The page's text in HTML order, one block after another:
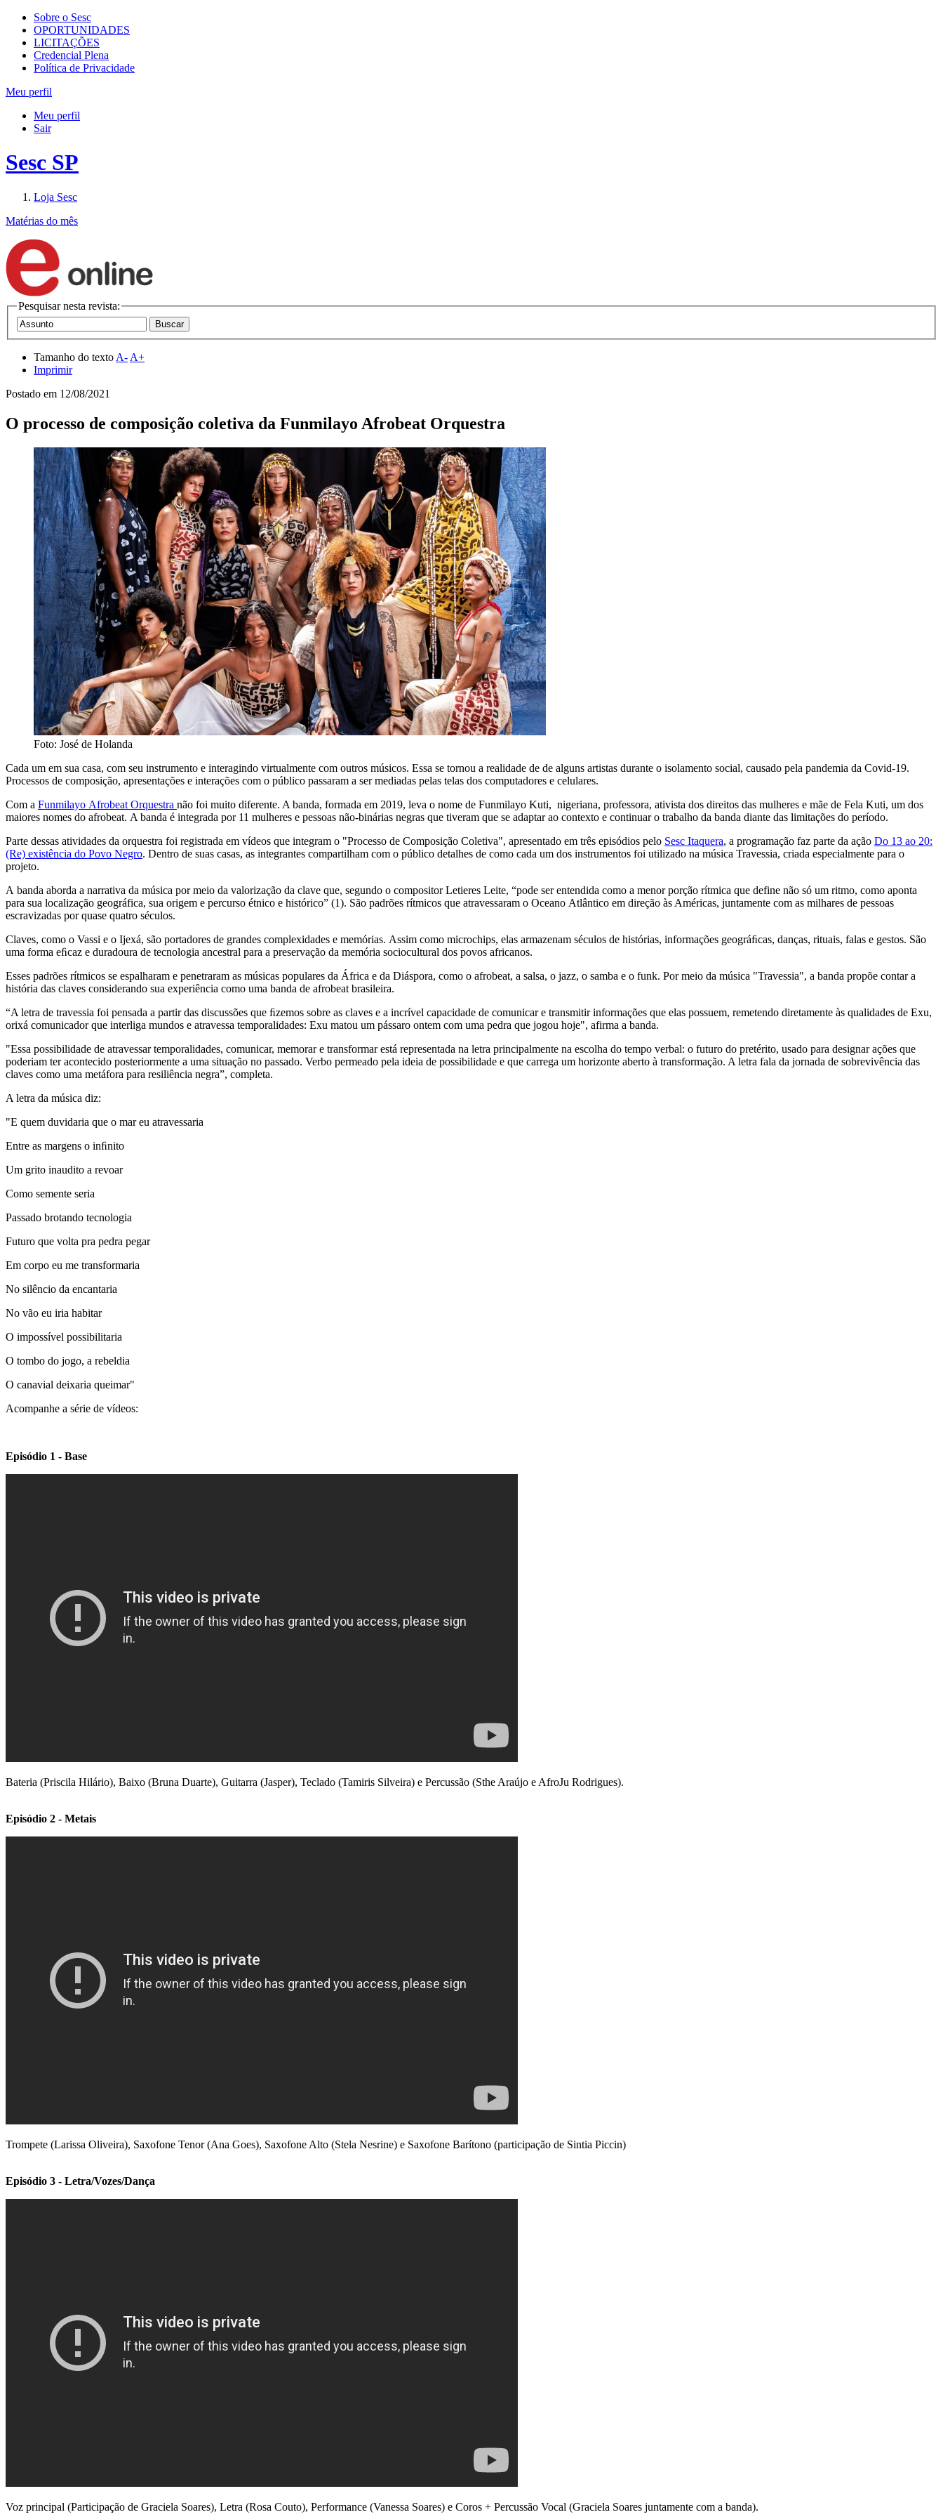
Sobre o Sesc
OPORTUNIDADES
LICITAÇÕES
Credencial Plena
Política de Privacidade
Meu perfil
Meu perfil
Sair
Sesc SP
Loja Sesc
Matérias do mês
Pesquisar nesta revista:
Tamanho do texto A- A+
Imprimir
Postado em 12/08/2021
O processo de composição coletiva da Funmilayo Afrobeat Orquestra
Foto: José de Holanda
Cada um em sua casa, com seu instrumento e interagindo virtualmente com outros músicos. Essa se tornou a realidade de de alguns artistas durante o isolamento social, causado pela pandemia da Covid-19.
Processos de composição, apresentações e interações com o público passaram a ser mediadas pelas telas dos computadores e celulares.
Com a Funmilayo Afrobeat Orquestra não foi muito diferente. A banda, formada em 2019, leva o nome de Funmilayo Kuti, nigeriana, professora, ativista dos direitos das mulheres e mãe de Fela Kuti, um dos
maiores nomes do afrobeat. A banda é integrada por 11 mulheres e pessoas não-binárias negras que tiveram que se adaptar ao contexto e continuar o trabalho da banda diante das limitações do período.
Parte dessas atividades da orquestra foi registrada em vídeos que integram o "Processo de Composição Coletiva", apresentado em três episódios pelo Sesc Itaquera, a programação faz parte da ação Do 13 ao 20:
(Re) existência do Povo Negro. Dentro de suas casas, as integrantes compartilham com o público detalhes de como cada um dos instrumentos foi utilizado na música Travessia, criada especialmente para o
projeto.
A banda aborda a narrativa da música por meio da valorização da clave que, segundo o compositor Letieres Leite, “pode ser entendida como a menor porção rítmica que define não só um ritmo, como aponta
para sua localização geográfica, sua origem e percurso étnico e histórico” (1). São padrões rítmicos que atravessaram o Oceano Atlântico em direção às Américas, juntamente com as milhares de pessoas
escravizadas por quase quatro séculos.
Claves, como o Vassi e o Ijexá, são portadores de grandes complexidades e memórias. Assim como microchips, elas armazenam séculos de histórias, informações geográﬁcas, danças, rituais, falas e gestos. São
uma forma eﬁcaz e duradoura de tecnologia ancestral para a preservação da memória sociocultural dos povos africanos.
Esses padrões rítmicos se espalharam e penetraram as músicas populares da África e da Diáspora, como o afrobeat, a salsa, o jazz, o samba e o funk. Por meio da música "Travessia", a banda propõe contar a
história das claves considerando sua experiência como uma banda de afrobeat brasileira.
“A letra de travessia foi pensada a partir das discussões que ﬁzemos sobre as claves e a incrível capacidade de comunicar e transmitir informações que elas possuem, remetendo diretamente às qualidades de Exu,
orixá comunicador que interliga mundos e atravessa temporalidades: Exu matou um pássaro ontem com uma pedra que jogou hoje", afirma a banda.
"Essa possibilidade de atravessar temporalidades, comunicar, memorar e transformar está representada na letra principalmente na escolha do tempo verbal: o futuro do pretérito, usado para designar ações que
poderiam ter acontecido posteriormente a uma situação no passado. Verbo permeado pela ideia de possibilidade e que carrega um horizonte aberto à transformação. A letra fala da jornada de sobrevivência das
claves como uma metáfora para resiliência negra”, completa.
A letra da música diz:
"E quem duvidaria que o mar eu atravessaria
Entre as margens o inﬁnito
Um grito inaudito a revoar
Como semente seria
Passado brotando tecnologia
Futuro que volta pra pedra pegar
Em corpo eu me transformaria
No silêncio da encantaria
No vão eu iria habitar
O impossível possibilitaria
O tombo do jogo, a rebeldia
O canavial deixaria queimar"
Acompanhe a série de vídeos:
Episódio 1 - Base
Bateria (Priscila Hilário), Baixo (Bruna Duarte), Guitarra (Jasper), Teclado (Tamiris Silveira) e Percussão (Sthe Araújo e AfroJu Rodrigues).
Episódio 2 - Metais
Trompete (Larissa Oliveira), Saxofone Tenor (Ana Goes), Saxofone Alto (Stela Nesrine) e Saxofone Barítono (participação de Sintia Piccin)
Episódio 3 - Letra/Vozes/Dança
Voz principal (Participação de Graciela Soares), Letra (Rosa Couto), Performance (Vanessa Soares) e Coros + Percussão Vocal (Graciela Soares juntamente com a banda).